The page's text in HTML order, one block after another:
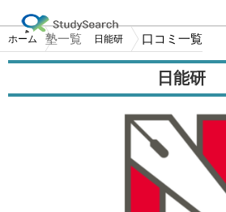
ホーム 塾一覧 日能研 口コミ一覧
日能研